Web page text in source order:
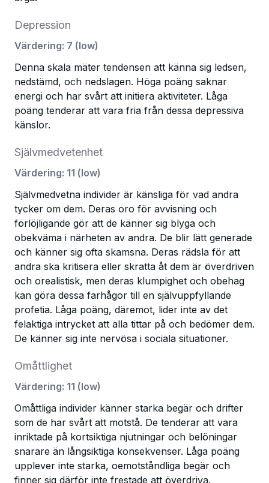
Depression
Värdering: 7 (low)
Denna skala mäter tendensen att känna sig ledsen,
nedstämd, och nedslagen. Höga poäng saknar
energi och har svårt att initiera aktiviteter. Låga
poäng tenderar att vara fria från dessa depressiva
känslor.
Självmedvetenhet
Värdering: 11 (low)
Självmedvetna individer är känsliga för vad andra
tycker om dem. Deras oro för avvisning och
förlöjligande gör att de känner sig blyga och
obekväma i närheten av andra. De blir lätt generade
och känner sig ofta skamsna. Deras rädsla för att
andra ska kritisera eller skratta åt dem är överdriven
och orealistisk, men deras klumpighet och obehag
kan göra dessa farhågor till en självuppfyllande
profetia. Låga poäng, däremot, lider inte av det
felaktiga intrycket att alla tittar på och bedömer dem.
De känner sig inte nervösa i sociala situationer.
Omåttlighet
Värdering: 11 (low)
Omåttliga individer känner starka begär och drifter
som de har svårt att motstå. De tenderar att vara
inriktade på kortsiktiga njutningar och belöningar
snarare än långsiktiga konsekvenser. Låga poäng
upplever inte starka, oemotståndliga begär och
finner sig därför inte frestade att överdriva.